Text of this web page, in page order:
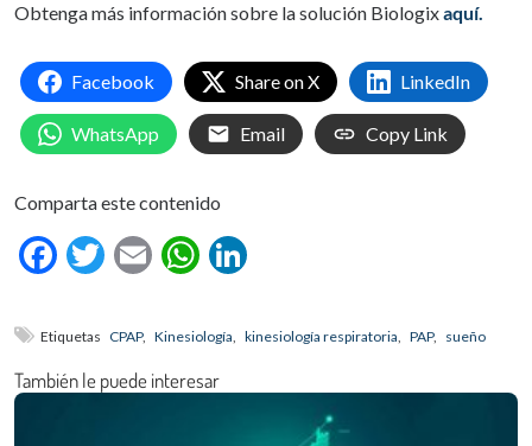
Obtenga más información sobre la solución Biologixaquí.
Facebook Share on X LinkedIn
WhatsApp Email Copy Link
Comparta este contenido
Facebook
Twitter
EmailWhatsApp
Etiquetas CPAP, Kinesiología kinesiología respiratoria PAP, sueño
También le puede interesar